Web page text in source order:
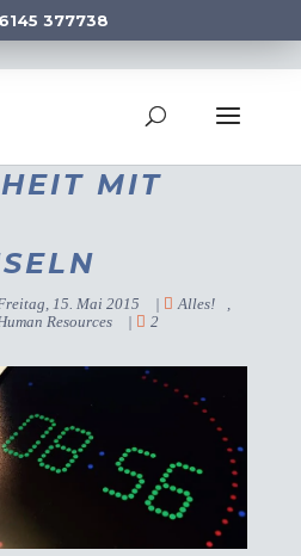
377738
MIT
15. Mai 2015 | Alles!
,
Resources |
2